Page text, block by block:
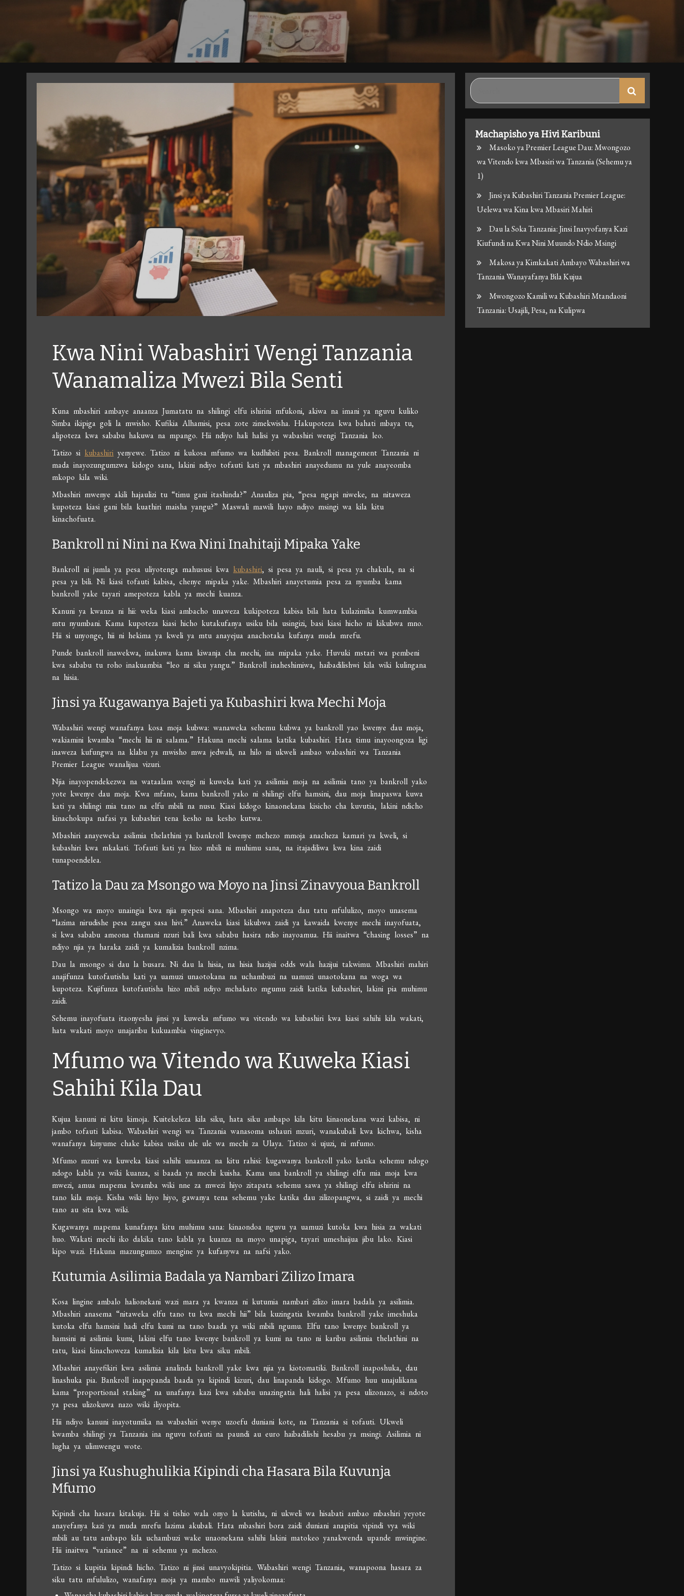
Kwa Nini Wabashiri Wengi Tanzania
Wanamaliza Mwezi Bila Senti
Kuna mbashiri ambaye anaanza Jumatatu na shilingi elfu ishirini mfukoni, akiwa na imani ya nguvu kuliko
Simba ikipiga goli la mwisho. Kufikia Alhamisi, pesa zote zimekwisha. Hakupoteza kwa bahati mbaya tu,
alipoteza kwa sababu hakuwa na mpango. Hii ndiyo hali halisi ya wabashiri wengi Tanzania leo.
Tatizo si kubashiri yenyewe. Tatizo ni kukosa mfumo wa kudhibiti pesa. Bankroll management Tanzania ni
mada inayozungumzwa kidogo sana, lakini ndiyo tofauti kati ya mbashiri anayedumu na yule anayeomba
mkopo kila wiki.
Mbashiri mwenye akili hajaulizi tu “timu gani itashinda?” Anauliza pia, “pesa ngapi niweke, na nitaweza
kupoteza kiasi gani bila kuathiri maisha yangu?” Maswali mawili hayo ndiyo msingi wa kila kitu
kinachofuata.
Bankroll ni Nini na Kwa Nini Inahitaji Mipaka Yake
Bankroll ni jumla ya pesa uliyotenga mahususi kwa kubashiri, si pesa ya nauli, si pesa ya chakula, na si
pesa ya bili. Ni kiasi tofauti kabisa, chenye mipaka yake. Mbashiri anayetumia pesa za nyumba kama
bankroll yake tayari amepoteza kabla ya mechi kuanza.
Kanuni ya kwanza ni hii: weka kiasi ambacho unaweza kukipoteza kabisa bila hata kulazimika kumwambia
mtu nyumbani. Kama kupoteza kiasi hicho kutakufanya usiku bila usingizi, basi kiasi hicho ni kikubwa mno.
Hii si unyonge, hii ni hekima ya kweli ya mtu anayejua anachotaka kufanya muda mrefu.
Punde bankroll inawekwa, inakuwa kama kiwanja cha mechi, ina mipaka yake. Huvuki mstari wa pembeni
kwa sababu tu roho inakuambia “leo ni siku yangu.” Bankroll inaheshimiwa, haibadilishwi kila wiki kulingana
na hisia.
Jinsi ya Kugawanya Bajeti ya Kubashiri kwa Mechi Moja
Wabashiri wengi wanafanya kosa moja kubwa: wanaweka sehemu kubwa ya bankroll yao kwenye dau moja,
wakiamini kwamba “mechi hii ni salama.” Hakuna mechi salama katika kubashiri. Hata timu inayoongoza ligi
inaweza kufungwa na klabu ya mwisho mwa jedwali, na hilo ni ukweli ambao wabashiri wa Tanzania
Premier League wanalijua vizuri.
Njia inayopendekezwa na wataalam wengi ni kuweka kati ya asilimia moja na asilimia tano ya bankroll yako
yote kwenye dau moja. Kwa mfano, kama bankroll yako ni shilingi elfu hamsini, dau moja linapaswa kuwa
kati ya shilingi mia tano na elfu mbili na nusu. Kiasi kidogo kinaonekana kisicho cha kuvutia, lakini ndicho
kinachokupa nafasi ya kubashiri tena kesho na kesho kutwa.
Mbashiri anayeweka asilimia thelathini ya bankroll kwenye mchezo mmoja anacheza kamari ya kweli, si
kubashiri kwa mkakati. Tofauti kati ya hizo mbili ni muhimu sana, na itajadiliwa kwa kina zaidi
tunapoendelea.
Tatizo la Dau za Msongo wa Moyo na Jinsi Zinavyoua Bankroll
Msongo wa moyo unaingia kwa njia nyepesi sana. Mbashiri anapoteza dau tatu mfululizo, moyo unasema
“lazima nirudishe pesa zangu sasa hivi.” Anaweka kiasi kikubwa zaidi ya kawaida kwenye mechi inayofuata,
si kwa sababu ameona thamani nzuri bali kwa sababu hasira ndio inayoamua. Hii inaitwa “chasing losses” na
ndiyo njia ya haraka zaidi ya kumalizia bankroll nzima.
Dau la msongo si dau la busara. Ni dau la hisia, na hisia hazijui odds wala hazijui takwimu. Mbashiri mahiri
anajifunza kutofautisha kati ya uamuzi unaotokana na uchambuzi na uamuzi unaotokana na woga wa
kupoteza. Kujifunza kutofautisha hizo mbili ndiyo mchakato mgumu zaidi katika kubashiri, lakini pia muhimu
zaidi.
Sehemu inayofuata itaonyesha jinsi ya kuweka mfumo wa vitendo wa kubashiri kwa kiasi sahihi kila wakati,
hata wakati moyo unajaribu kukuambia vinginevyo.
Mfumo wa Vitendo wa Kuweka Kiasi
Sahihi Kila Dau
Kujua kanuni ni kitu kimoja. Kuitekeleza kila siku, hata siku ambapo kila kitu kinaonekana wazi kabisa, ni
jambo tofauti kabisa. Wabashiri wengi wa Tanzania wanasoma ushauri mzuri, wanakubali kwa kichwa, kisha
wanafanya kinyume chake kabisa usiku ule ule wa mechi za Ulaya. Tatizo si ujuzi, ni mfumo.
Mfumo mzuri wa kuweka kiasi sahihi unaanza na kitu rahisi: kugawanya bankroll yako katika sehemu ndogo
ndogo kabla ya wiki kuanza, si baada ya mechi kuisha. Kama una bankroll ya shilingi elfu mia moja kwa
mwezi, amua mapema kwamba wiki nne za mwezi hiyo zitapata sehemu sawa ya shilingi elfu ishirini na
tano kila moja. Kisha wiki hiyo hiyo, gawanya tena sehemu yake katika dau zilizopangwa, si zaidi ya mechi
tano au sita kwa wiki.
Kugawanya mapema kunafanya kitu muhimu sana: kinaondoa nguvu ya uamuzi kutoka kwa hisia za wakati
huo. Wakati mechi iko dakika tano kabla ya kuanza na moyo unapiga, tayari umeshaijua jibu lako. Kiasi
kipo wazi. Hakuna mazungumzo mengine ya kufanywa na nafsi yako.
Kutumia Asilimia Badala ya Nambari Zilizo Imara
Kosa lingine ambalo halionekani wazi mara ya kwanza ni kutumia nambari zilizo imara badala ya asilimia.
Mbashiri anasema “nitaweka elfu tano tu kwa mechi hii” bila kuzingatia kwamba bankroll yake imeshuka
kutoka elfu hamsini hadi elfu kumi na tano baada ya wiki mbili ngumu. Elfu tano kwenye bankroll ya
hamsini ni asilimia kumi, lakini elfu tano kwenye bankroll ya kumi na tano ni karibu asilimia thelathini na
tatu, kiasi kinachoweza kumalizia kila kitu kwa siku mbili.
Mbashiri anayefikiri kwa asilimia analinda bankroll yake kwa njia ya kiotomatiki. Bankroll inaposhuka, dau
linashuka pia. Bankroll inapopanda baada ya kipindi kizuri, dau linapanda kidogo. Mfumo huu unajulikana
kama “proportional staking” na unafanya kazi kwa sababu unazingatia hali halisi ya pesa ulizonazo, si ndoto
ya pesa ulizokuwa nazo wiki iliyopita.
Hii ndiyo kanuni inayotumika na wabashiri wenye uzoefu duniani kote, na Tanzania si tofauti. Ukweli
kwamba shilingi ya Tanzania ina nguvu tofauti na paundi au euro haibadilishi hesabu ya msingi. Asilimia ni
lugha ya ulimwengu wote.
Jinsi ya Kushughulikia Kipindi cha Hasara Bila Kuvunja
Mfumo
Kipindi cha hasara kitakuja. Hii si tishio wala onyo la kutisha, ni ukweli wa hisabati ambao mbashiri yeyote
anayefanya kazi ya muda mrefu lazima akubali. Hata mbashiri bora zaidi duniani anapitia vipindi vya wiki
mbili au tatu ambapo kila uchambuzi wake unaonekana sahihi lakini matokeo yanakwenda upande mwingine.
Hii inaitwa “variance” na ni sehemu ya mchezo.
Tatizo si kupitia kipindi hicho. Tatizo ni jinsi unavyokipitia. Wabashiri wengi Tanzania, wanapoona hasara za
siku tatu mfululizo, wanafanya moja ya mambo mawili yaliyokomaa:
Search
for:
Machapisho ya Hivi Karibuni
Masoko ya Premier League Dau: Mwongozo
wa Vitendo kwa Mbasiri wa Tanzania (Sehemu ya
1)
Jinsi ya Kubashiri Tanzania Premier League:
Uelewa wa Kina kwa Mbasiri Mahiri
Dau la Soka Tanzania: Jinsi Inavyofanya Kazi
Kiufundi na Kwa Nini Muundo Ndio Msingi
Makosa ya Kimkakati Ambayo Wabashiri wa
Tanzania Wanayafanya Bila Kujua
Mwongozo Kamili wa Kubashiri Mtandaoni
Tanzania: Usajili, Pesa, na Kulipwa